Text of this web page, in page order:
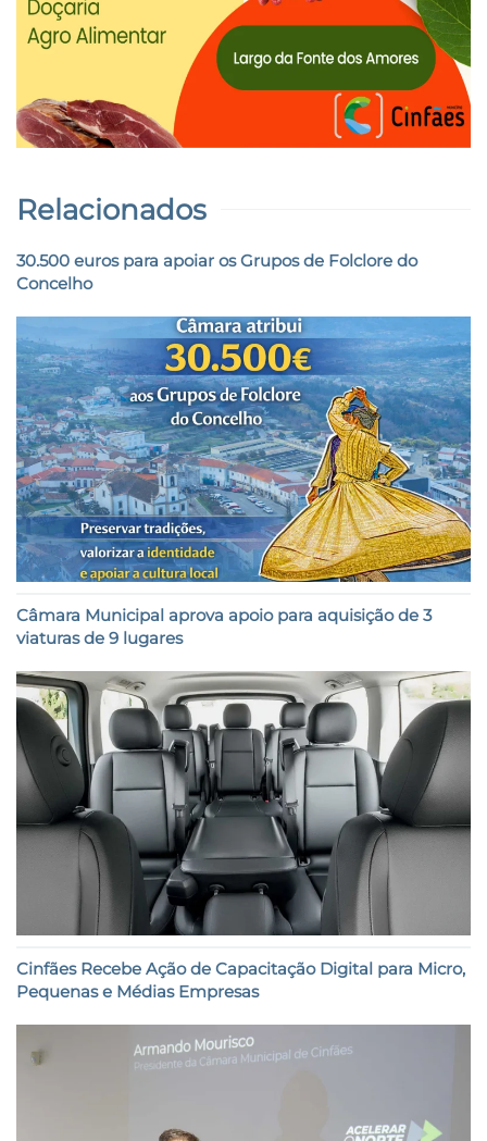
Relacionados
30.500 euros para apoiar os Grupos de Folclore do
Concelho
Câmara Municipal aprova apoio para aquisição de 3
viaturas de 9 lugares
Cinfães Recebe Ação de Capacitação Digital para Micro,
Pequenas e Médias Empresas